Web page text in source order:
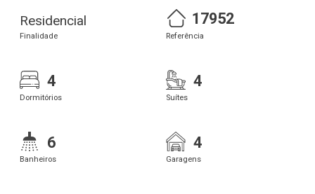
Residencial
Finalidade
17952
Referência
4
Dormitórios
4
Suítes
6
Banheiros
4
Garagens